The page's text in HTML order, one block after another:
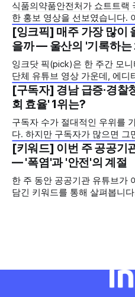
식품의약품안전처가 쇼트트랙
한 홍보 영상을 선보였습니다. 이번 영상은 의약품 허가·심사
기간을 기존 420일에서 240일
고 친근하게 알리기 위해 제작
있는 규제 정책을, 빙판 위에서
모두 갖춘 김길리 선수의 이미
니다. '빠르지만
2026년 7월 5주
[잉크픽] 매주 가장 많이
을까 — 울산의 '기록하는
잉크닷 픽(pick)은 한 주간 모니
단체 유튜브 영상 가운데, 에디
시도와 의미를 들여다보는 코
오르지는 못했지만, 다른 채널
를 소개합니다. 이번 주는 특정 영상 한 편이 아니라, 채널 하나
의 '변화'를 이야기하려
2026년 7월 5주
[구독자] 경남 급증·경찰
회 효율' 1위는?
구독자 수가 절대적인 우위를
다. 하지만 구독자가 많으면 그
아집니다. 소통은 곧 채널의 신
자를 확보하기보다는 소통하
다수 확보하길 바라는 마음을
단체 유튜브 채널의 구독자를 월 단
기관과 광역자치단체 유튜브
2026년 7월 5주
[키워드] 이번 주 공공기
— '폭염'과 '안전'의 계절
한 주 동안 공공기관 유튜브가
담긴 키워드를 통해 살펴봅니